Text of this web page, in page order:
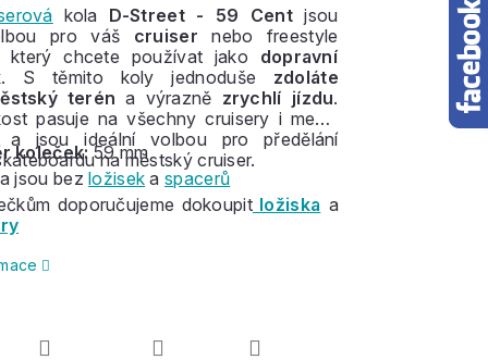
kola D-Street - 59 Centjsou
pro váš cruiser nebo freestyle
který chcete používat jako dopravní
. S těmito koly jednoduše zdoláte
terén a výrazně zrychlí jízdu.
pasuje na všechny cruisery i menší
jsou ideální volbou pro předělání
na městský cruiser.
koleček:59 mm
jsou bezložisek aspacerů
doporučujeme dokoupitložiska a